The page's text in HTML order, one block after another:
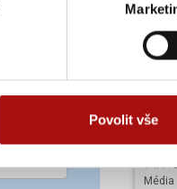
Povolit vše
14. 7.
Média